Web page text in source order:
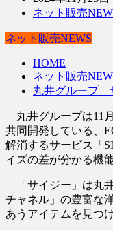
ネット販売
ネット販売NEWS
HOME
ネット販売
丸井グループ
丸井グループは11
共同開発している、
解消するサービス「
イズの差が分かる機
「サイジー」は丸
チャネル」の豊富な
あうアイテムを見つ